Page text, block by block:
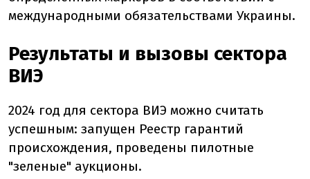
международными обязательствами Украины.
Результаты и вызовы сектора
ВИЭ
2024 год для сектора ВИЭ можно считать
успешным: запущен Реестр гарантий
происхождения, проведены пилотные
"зеленые" аукционы.